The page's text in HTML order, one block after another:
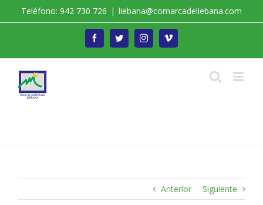
Teléfono: 942 730 726 | liebana@comarcadeliebana.com
FacebookTwitterInstagramVimeo
Anterior Siguiente